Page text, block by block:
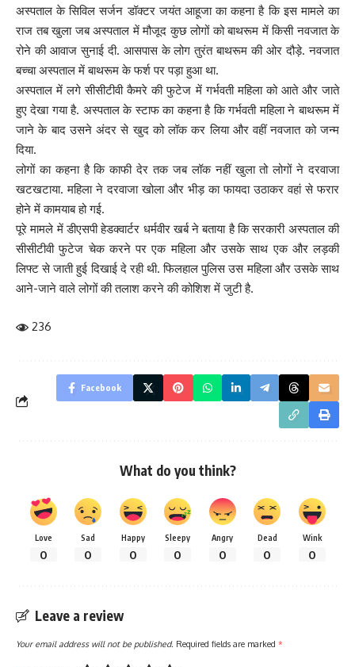
अस्पताल के सिविल सर्जन डॉक्टर जयंत आहूजा का कहना है कि इस मामले का
राज तब खुला जब अस्पताल में मौजूद कुछ लोगों को बाथरूम में किसी नवजात के
रोने की आवाज सुनाई दी. आसपास के लोग तुरंत बाथरूम की ओर दौड़े. नवजात
बच्चा अस्पताल में बाथरूम के फर्श पर पड़ा हुआ था.
अस्पताल में लगे सीसीटीवी कैमरे की फुटेज में गर्भवती महिला को आते और जाते
हुए देखा गया है. अस्पताल के स्टाफ का कहना है कि गर्भवती महिला ने बाथरूम में
जाने के बाद उसने अंदर से खुद को लॉक कर लिया और वहीं नवजात को जन्म
दिया.
लोगों का कहना है कि काफी देर तक जब लॉक नहीं खुला तो लोगों ने दरवाजा
खटखटाया. महिला ने दरवाजा खोला और भीड़ का फायदा उठाकर वहां से फरार
होने में कामयाब हो गई.
पूरे मामले में डीएसपी हेडक्वार्टर धर्मवीर खर्ब ने बताया है कि सरकारी अस्पताल की
सीसीटीवी फुटेज चेक करने पर एक महिला और उसके साथ एक और लड़की
लिफ्ट से जाती हुई दिखाई दे रही थी. फिलहाल पुलिस उस महिला और उसके साथ
आने-जाने वाले लोगों की तलाश करने की कोशिश में जुटी है.
236
Facebook
What do you think?
Love
0
Sad
0
Happy
0
Sleepy
0
Angry
0
Dead
0
Wink
0
Leave a review
Your email address will not be published. Required fields are marked *